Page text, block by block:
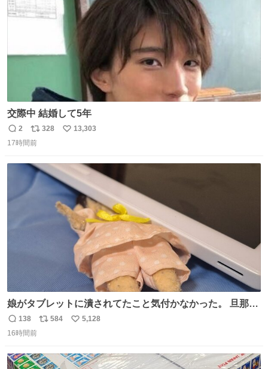
交際中 結婚して5年
返
信
2
リ
ポ
ト
数
328
い
数
13,303
17時間前
娘がタブレットに潰されてたこと気付かなかった。 旦那だ
けは娘の波長を感じ取れるから声出せずともSOSが伝わっ
たらしい。 急いで旦那が救出して、泣きじゃくる娘に自分
3回ほど。 小さい手だけど、地味に痛い。 その後、娘は旦
返
信
138
リ
ト
584
い
数
5,128
16時間前